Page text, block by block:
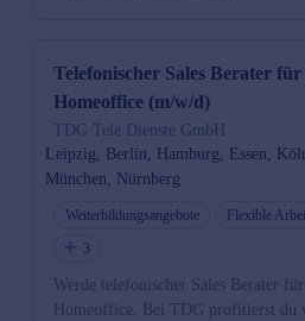
Telefonischer Sales Berater
Homeoffice (m/w/d)
TDG Tele Dienste GmbH
Leipzig, Berlin, Hamburg, Essen,
München, Nürnberg
Weiterbildungsangebote Flexible
3
Werde telefonischer Sales Berater
Homeoffice. Bei TDG profitierst du